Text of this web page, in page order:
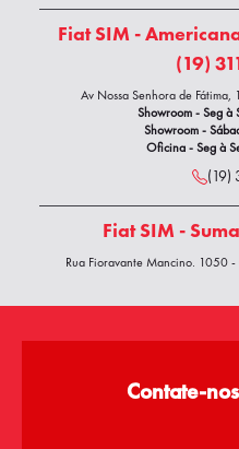
Fiat SIM -
(19)
Av Nossa Senhora de
Showroom - Seg à
Showroom -
Oficina - Seg à
(19)
Fiat SIM -
Rua Fioravante Mancino, 1050
(19)
Contate-